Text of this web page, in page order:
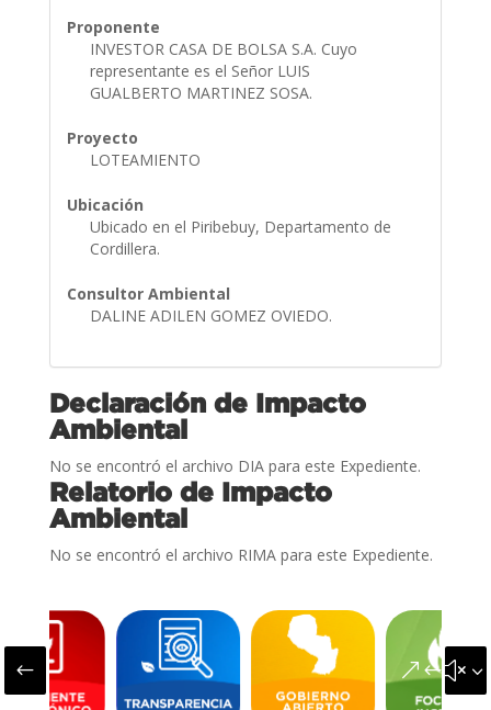
Proponente
INVESTOR CASA DE BOLSA S.A. Cuyo
representante es el Señor LUIS
GUALBERTO MARTINEZ SOSA.
Proyecto
LOTEAMIENTO
Ubicación
Ubicado en el Piribebuy, Departamento de
Cordillera.
Consultor Ambiental
DALINE ADILEN GOMEZ OVIEDO.
Declaración de Impacto
Ambiental
No se encontró el archivo DIA para este Expediente.
Relatorio de Impacto
Ambiental
No se encontró el archivo RIMA para este Expediente.
#